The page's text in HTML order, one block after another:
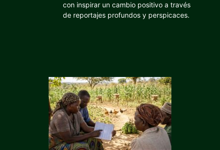
con inspirar un cambio positivo a través
de reportajes profundos y perspicaces.